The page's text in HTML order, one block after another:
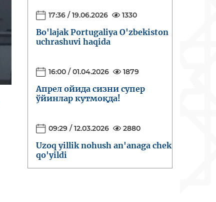
17:36 / 19.06.2026 1330
Bo'lajak Portugaliya O'zbekiston
uchrashuvi haqida
16:00 / 01.04.2026 1879
Апрел ойида сизни супер
ўйинлар кутмоқда!
09:29 / 12.03.2026 2880
Uzoq yillik nohush an'anaga chek
qo'yildi